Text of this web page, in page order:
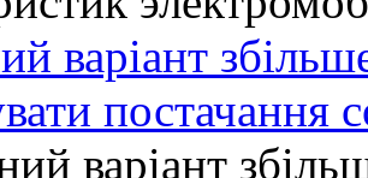
варіант
постачання